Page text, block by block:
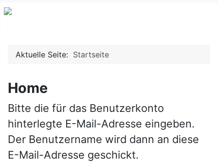
Aktuelle Seite: Startseite
Home
Bitte die für das Benutzerkonto
hinterlegte E-Mail-Adresse eingeben.
Der Benutzername wird dann an diese
E-Mail-Adresse geschickt.